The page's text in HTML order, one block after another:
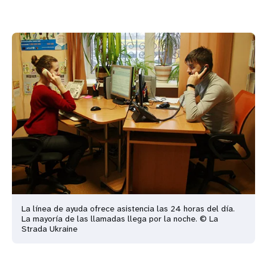
La línea de ayuda ofrece asistencia las 24 horas del día.
La mayoría de las llamadas llega por la noche. © La
Strada Ukraine